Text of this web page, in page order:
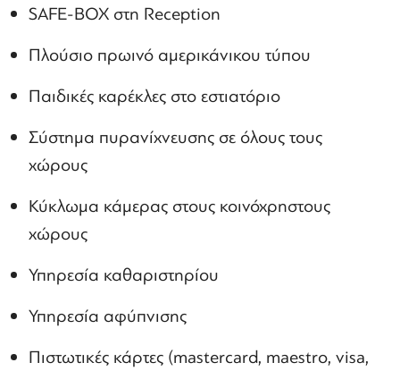
SAFE-BOX στη Reception
Πλούσιο πρωινό αμερικάνικου τύπου
Παιδικές καρέκλες στο εστιατόριο
Σύστημα πυρανίχνευσης σε όλους τους
χώρους
Κύκλωμα κάμερας στους κοινόχρηστους
χώρους
Υπηρεσία καθαριστηρίου
Υπηρεσία αφύπνισης
Πιστωτικές κάρτες (mastercard, maestro, visa,